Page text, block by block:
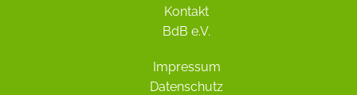
Kontakt
BdB e.V.
Impressum
Datenschutz